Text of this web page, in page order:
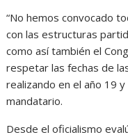
“No hemos convocado
con las estructuras
como así también el
respetar las fechas de
realizando en el año 19
mandatario.
Desde el oficialismo